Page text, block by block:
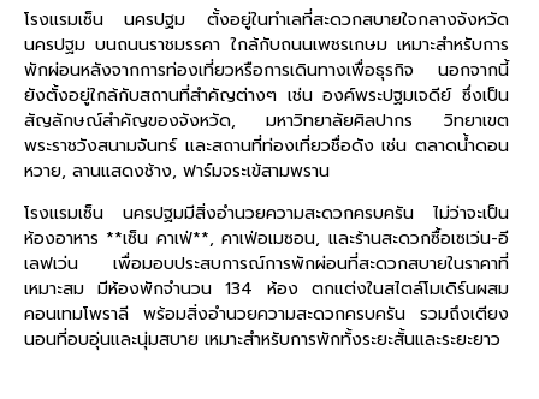
โรงแรมเซ็น นครปฐม ตั้งอยู่ในทำเลที่สะดวกสบายใจกลางจังหวัด
นครปฐม บนถนนราชมรรคา ใกล้กับถนนเพชรเกษม เหมาะสำหรับการ
พักผ่อนหลังจากการท่องเที่ยวหรือการเดินทางเพื่อธุรกิจ นอกจากนี้
ยังตั้งอยู่ใกล้กับสถานที่สำคัญต่างๆ เช่น องค์พระปฐมเจดีย์ ซึ่งเป็น
สัญลักษณ์สำคัญของจังหวัด, มหาวิทยาลัยศิลปากร วิทยาเขต
พระราชวังสนามจันทร์ และสถานที่ท่องเที่ยวชื่อดัง เช่น ตลาดน้ำดอน
หวาย, ลานแสดงช้าง, ฟาร์มจระเข้สามพราน
โรงแรมเซ็น นครปฐมมีสิ่งอำนวยความสะดวกครบครัน ไม่ว่าจะเป็น
ห้องอาหาร **เซ็น คาเฟ่**, คาเฟ่อเมซอน, และร้านสะดวกซื้อเซเว่น-อี
เลฟเว่น เพื่อมอบประสบการณ์การพักผ่อนที่สะดวกสบายในราคาที่
เหมาะสม มีห้องพักจำนวน 134 ห้อง ตกแต่งในสไตล์โมเดิร์นผสม
คอนเทมโพราลี พร้อมสิ่งอำนวยความสะดวกครบครัน รวมถึงเตียง
นอนที่อบอุ่นและนุ่มสบาย เหมาะสำหรับการพักทั้งระยะสั้นและระยะยาว